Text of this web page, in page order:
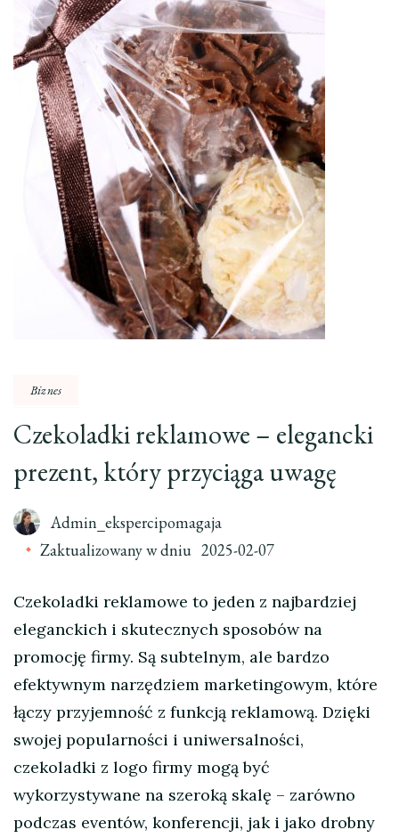
Biznes
Czekoladki reklamowe – elegancki
prezent, który przyciąga uwagę
Admin_ekspercipomagaja
Zaktualizowany w dniu 2025-02-07
Czekoladki reklamowe to jeden z najbardziej
eleganckich i skutecznych sposobów na
promocję firmy. Są subtelnym, ale bardzo
efektywnym narzędziem marketingowym, które
łączy przyjemność z funkcją reklamową. Dzięki
swojej popularności i uniwersalności,
czekoladki z logo firmy mogą być
wykorzystywane na szeroką skalę – zarówno
podczas eventów, konferencji, jak i jako drobny